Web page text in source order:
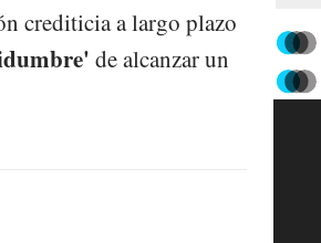
crediticia a largo plazo
de alcanzar un